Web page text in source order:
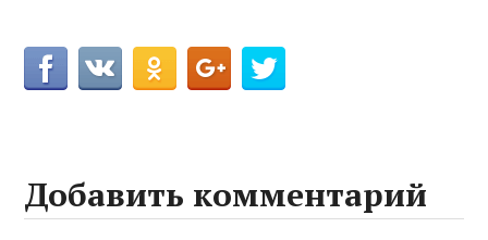
Добавить комментарий